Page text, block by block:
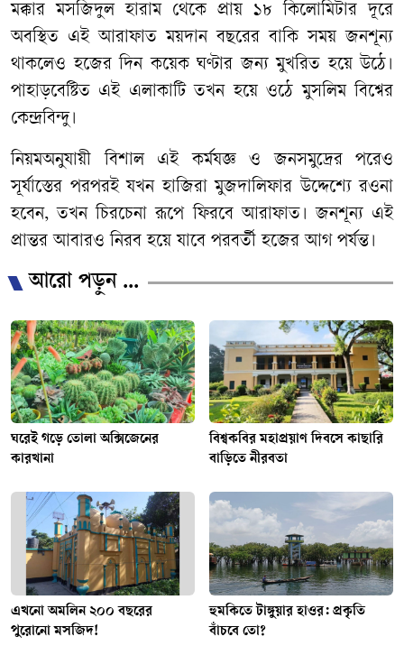
মক্কার মসজিদুল হারাম থেকে প্রায় ১৮ কিলোমিটার দূরে
অবস্থিত এই আরাফাত ময়দান বছরের বাকি সময় জনশূন্য
থাকলেও হজের দিন কয়েক ঘণ্টার জন্য মুখরিত হয়ে উঠে।
পাহাড়বেষ্টিত এই এলাকাটি তখন হয়ে ওঠে মুসলিম বিশ্বের
কেন্দ্রবিন্দু।
নিয়মঅনুযায়ী বিশাল এই কর্মযজ্ঞ ও জনসমুদ্রের পরেও
সূর্যাস্তের পরপরই যখন হাজিরা মুজদালিফার উদ্দেশ্যে রওনা
হবেন, তখন চিরচেনা রূপে ফিরবে আরাফাত। জনশূন্য এই
প্রান্তর আবারও নিরব হয়ে যাবে পরবর্তী হজের আগ পর্যন্ত।
আরো পড়ুন ...
ঘরেই গড়ে তোলা অক্সিজেনের
কারখানা
বিশ্বকবির মহাপ্রয়াণ দিবসে কাছারি
বাড়িতে নীরবতা
এখনো অমলিন ২০০ বছরের
পুরোনো মসজিদ!
হুমকিতে টাঙ্গুয়ার হাওর: প্রকৃতি
বাঁচবে তো?